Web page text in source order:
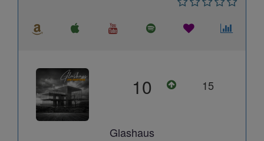
10 15
Glashaus